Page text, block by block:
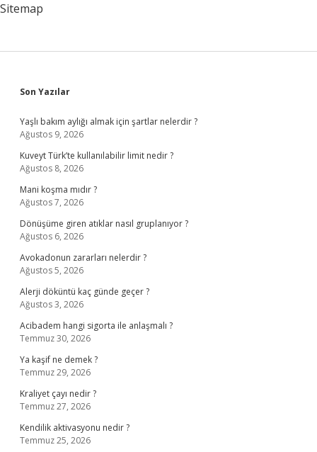
Sitemap
Sidebar
Son Yazılar
Yaşlı bakım aylığı almak için şartlar nelerdir ?
Ağustos 9, 2026
Kuveyt Türk’te kullanılabilir limit nedir ?
Ağustos 8, 2026
Mani koşma mıdır ?
Ağustos 7, 2026
Dönüşüme giren atıklar nasıl gruplanıyor ?
Ağustos 6, 2026
Avokadonun zararları nelerdir ?
Ağustos 5, 2026
Alerji döküntü kaç günde geçer ?
Ağustos 3, 2026
Acibadem hangi sigorta ile anlaşmalı ?
Temmuz 30, 2026
Ya kaşif ne demek ?
Temmuz 29, 2026
Kraliyet çayı nedir ?
Temmuz 27, 2026
Kendilik aktivasyonu nedir ?
Temmuz 25, 2026